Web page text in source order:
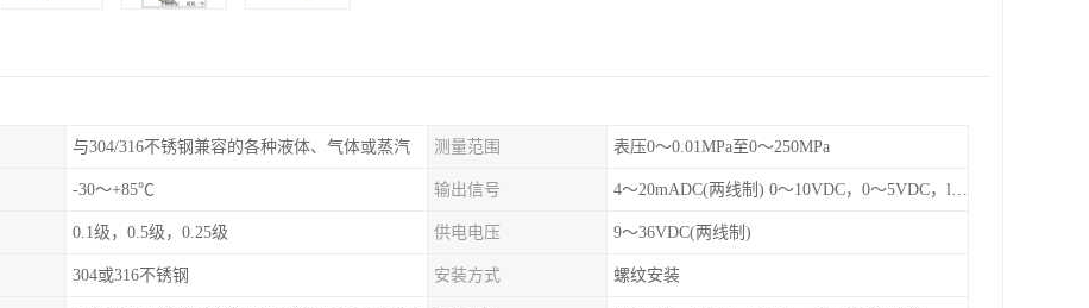
与304/316不锈钢兼容的各种液体、气体或蒸汽 测量范围 表压0～0.01MPa至0～250MPa
-30～+85℃ 输出信号 4～20mADC(两线制) 0～10VDC，0～5VDC，l～5VDC，1-10VDC(三线制)
0.1级，0.5级，0.25级 供电电压 9～36VDC(两线制)
304或316不锈钢 安装方式 螺纹安装